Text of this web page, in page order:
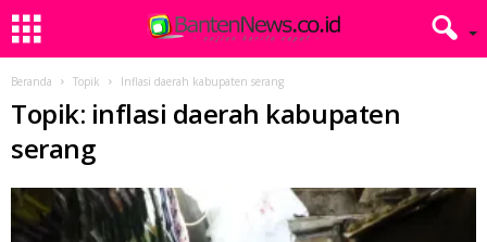
Beranda Topik Inflasi daerah kabupaten serang
Topik: inflasi daerah kabupaten
serang